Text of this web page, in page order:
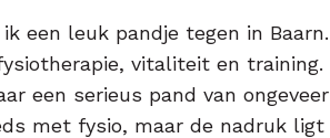
een leuk pandje tegen in Baarn.
vitaliteit en training.
een serieus pand van ongeveer
met fysio, maar de nadruk ligt